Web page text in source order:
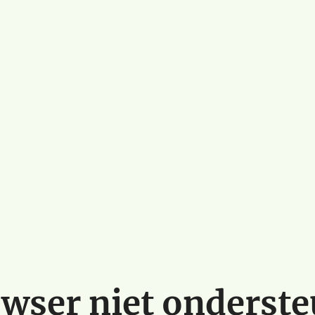
niet